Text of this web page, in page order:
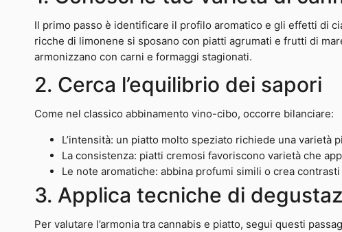
Il primo passo è identificare il profilo aromatico e gli effetti di
ricche di limonene si sposano con piatti agrumati e frutti di
armonizzano con carni e formaggi stagionati.
2. Cerca l’equilibrio dei sapori
Come nel classico abbinamento vino-cibo, occorre bilanciare:
L’intensità: un piatto molto speziato richiede una varietà
La consistenza: piatti cremosi favoriscono varietà che
Le note aromatiche: abbina profumi simili o crea
3. Applica tecniche di
Per valutare l’armonia tra cannabis e piatto, segui questi